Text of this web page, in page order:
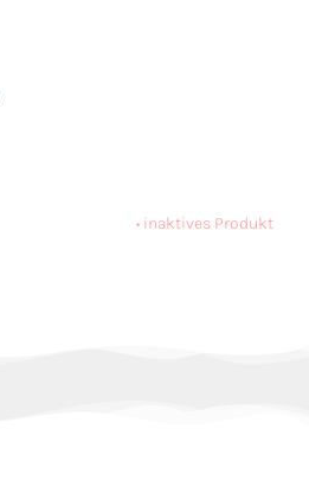
• inaktives Produkt